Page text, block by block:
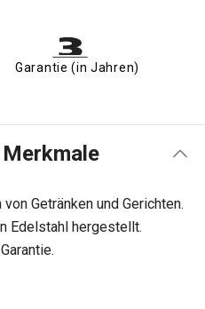
Garantie (in Jahren)
Getränken und Gerichten.
Edelstahl hergestellt.